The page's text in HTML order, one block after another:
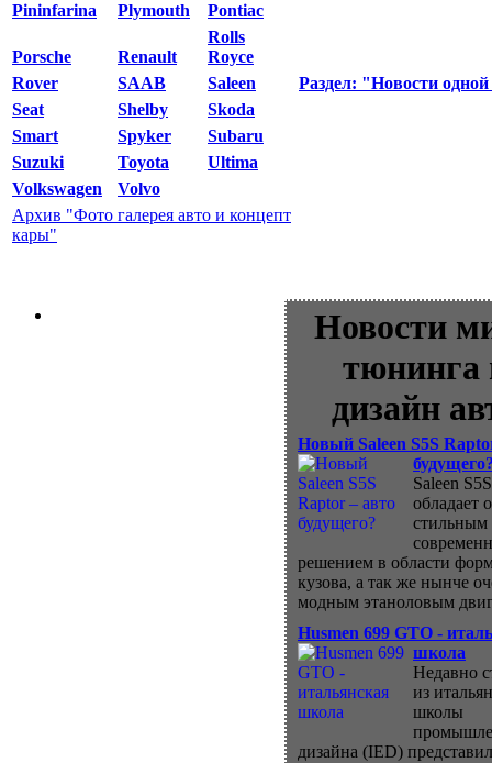
Pininfarina
Plymouth Pontiac
Porsche Renault
Rolls
Royce
Rover
SAAB
Saleen
Seat
Shelby
Skoda
Smart
Spyker
Subaru
Suzuki
Toyota
Ultima
Volkswagen
Volvo
Архив "Фото галерея авто и концепт
кары"
Раздел: "Новости
Новости
тюнинга
дизайн
Новый Saleen S5S
Saleen
обладает
стильным
решением в области
кузова, а так же нынче
модным этаноловым
Husmen 699 GTO -
школа
Недавно
из
школы
дизайна (IED)